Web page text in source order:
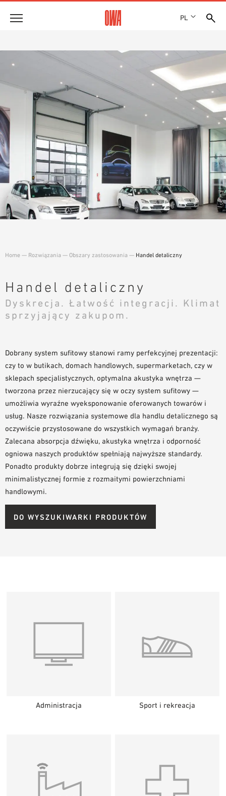
PL
LOKALIZACJE
SHOWROOM 7TH FLOOR
PRZEGLĄD PRODUKTÓW
WYSZUKIWANIE Z PRZEWODNIKIEM
WYSZUKIWANIE TECHNICZNE
Rozwiązania
OBSZARY ZASTOSOWANIA
Doradztwo techniczne
Serwis
TEKSTY PRZETARGOWE
PLIKI DO POBRANIA
DEKLARACJA WŁAŚCIWOŚCI UŻYTKOWYCH (DOP)
Home — Rozwiązania — Obszary zastosowania — Handel detaliczny
Handel detaliczny
Dyskrecja. Łatwość integracji. Klimat
sprzyjający zakupom.
Dobrany system sufitowy stanowi ramy perfekcyjnej prezentacji:
czy to w butikach, domach handlowych, supermarketach, czy w
sklepach specjalistycznych, optymalna akustyka wnętrza —
tworzona przez nierzucający się w oczy system sufitowy —
umożliwia wyraźne wyeksponowanie oferowanych towarów i
usług. Nasze rozwiązania systemowe dla handlu detalicznego są
oczywiście przystosowane do wszystkich wymagań branży.
Zalecana absorpcja dźwięku, akustyka wnętrza i odporność
ogniowa naszych produktów spełniają najwyższe standardy.
Ponadto produkty dobrze integrują się dzięki swojej
minimalistycznej formie z rozmaitymi powierzchniami
handlowymi.
DO WYSZUKIWARKI PRODUKTÓW
Administracja Sport i rekreacja